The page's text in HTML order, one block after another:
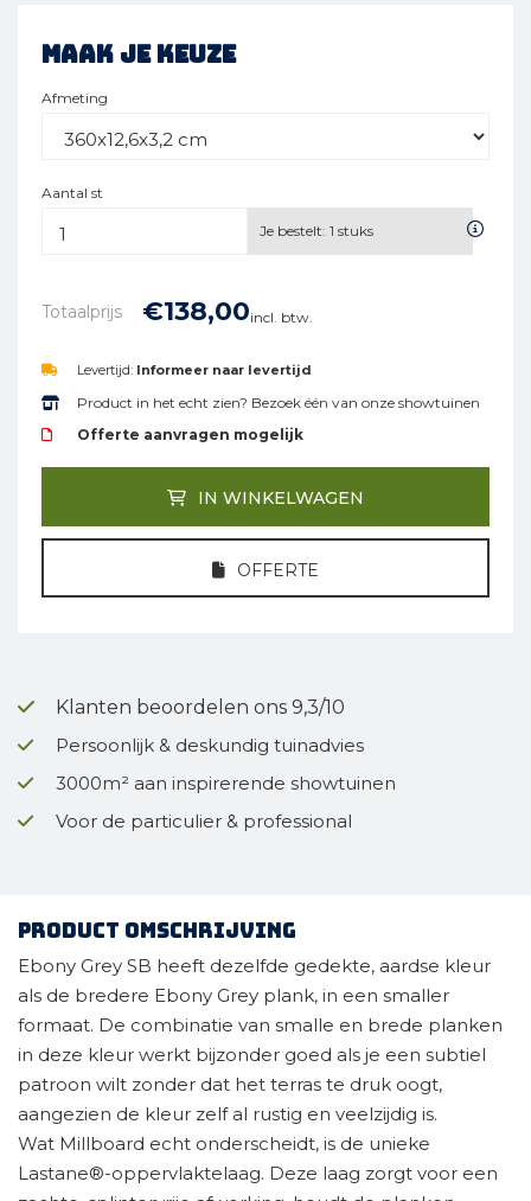
Maak je keuze
Afmeting
Aantal st
Je bestelt: 1 stuks
Totaalprijs €138,00incl. btw.
Levertijd: Informeer naar levertijd
Product in het echt zien? Bezoek één van onze showtuinen
Offerte aanvragen mogelijk
IN WINKELWAGEN
OFFERTE
Klanten beoordelen ons 9,3/10
Persoonlijk & deskundig tuinadvies
3000m² aan inspirerende showtuinen
Voor de particulier & professional
Product omschrijving
Ebony Grey SB heeft dezelfde gedekte, aardse kleur
als de bredere Ebony Grey plank, in een smaller
formaat. De combinatie van smalle en brede planken
in deze kleur werkt bijzonder goed als je een subtiel
patroon wilt zonder dat het terras te druk oogt,
aangezien de kleur zelf al rustig en veelzijdig is.
Wat Millboard echt onderscheidt, is de unieke
Lastane®-oppervlaktelaag. Deze laag zorgt voor een